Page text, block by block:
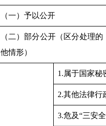
（一）予以公开
（二）部分公开（区分处理
他情形）
1.属于国家秘
2.其他法律行
3.危及“三安